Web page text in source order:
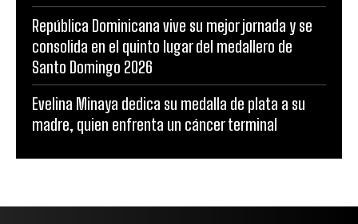
República Dominicana vive su mejor jornada y se
consolida en el quinto lugar del medallero de
Santo Domingo 2026
Evelina Minaya dedica su medalla de plata a su
madre, quien enfrenta un cáncer terminal